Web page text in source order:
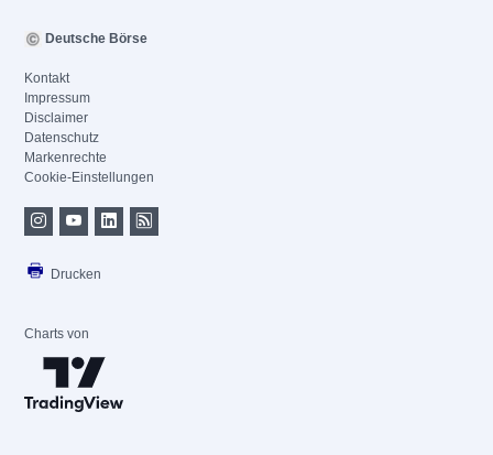
Deutsche Börse
Kontakt
Impressum
Disclaimer
Datenschutz
Markenrechte
Cookie-Einstellungen
Drucken
Charts von